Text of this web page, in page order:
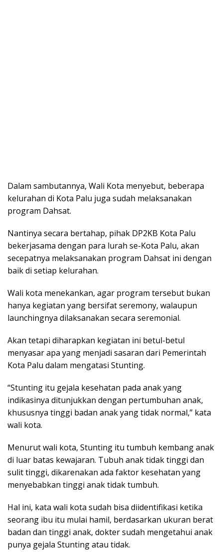
Dalam sambutannya, Wali Kota menyebut, beberapa
kelurahan di Kota Palu juga sudah melaksanakan
program Dahsat.
Nantinya secara bertahap, pihak DP2KB Kota Palu
bekerjasama dengan para lurah se-Kota Palu, akan
secepatnya melaksanakan program Dahsat ini dengan
baik di setiap kelurahan.
Wali kota menekankan, agar program tersebut bukan
hanya kegiatan yang bersifat seremony, walaupun
launchingnya dilaksanakan secara seremonial.
Akan tetapi diharapkan kegiatan ini betul-betul
menyasar apa yang menjadi sasaran dari Pemerintah
Kota Palu dalam mengatasi Stunting.
“Stunting itu gejala kesehatan pada anak yang
indikasinya ditunjukkan dengan pertumbuhan anak,
khususnya tinggi badan anak yang tidak normal,” kata
wali kota.
Menurut wali kota, Stunting itu tumbuh kembang anak
di luar batas kewajaran. Tubuh anak tidak tinggi dan
sulit tinggi, dikarenakan ada faktor kesehatan yang
menyebabkan tinggi anak tidak tumbuh.
Hal ini, kata wali kota sudah bisa diidentifikasi ketika
seorang ibu itu mulai hamil, berdasarkan ukuran berat
badan dan tinggi anak, dokter sudah mengetahui anak
punya gejala Stunting atau tidak.